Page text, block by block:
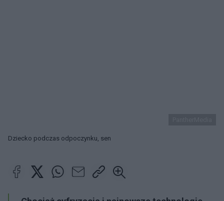
Dziecko podczas odpoczynku, sen